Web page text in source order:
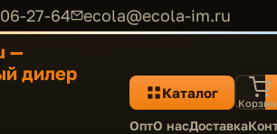
27-64 ecola@ecola-im.ru
Каталог
ОптО насДоставка